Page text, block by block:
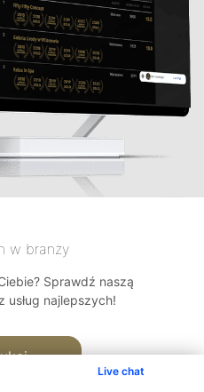
Live chat
w branży
Sprawdź naszą
najlepszych!